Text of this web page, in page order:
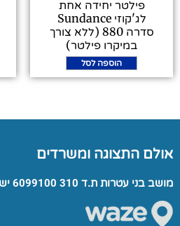
פילטר יחידה אחת
לג'קוזי Sundance
סדרה 880 (ללא צורך
במיקרו פילטר)
₪787
₪630
הוספה לסל
אולם התצוגה ומשרדים
מושב בני עטרות ת.ד 310 6099100 ישראל